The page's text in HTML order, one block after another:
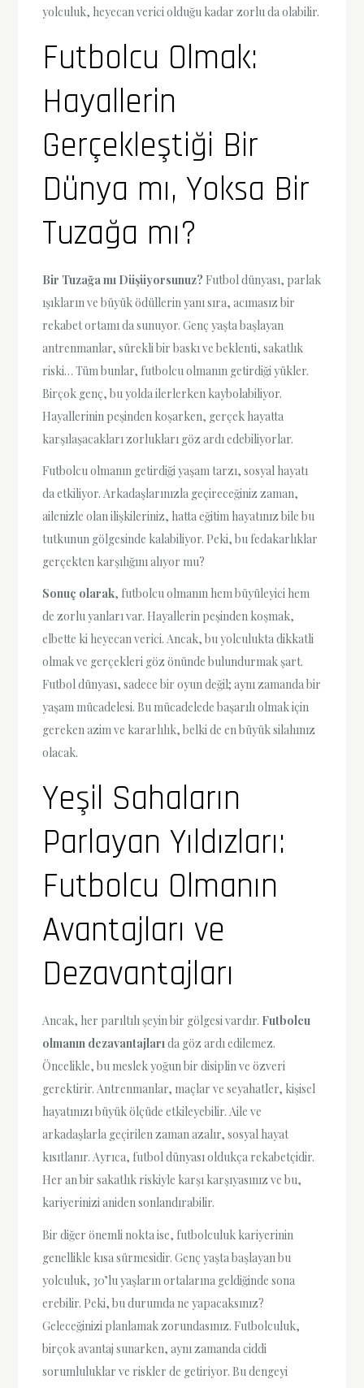
yolculuk, heyecan verici olduğu kadar zorlu da olabilir.
Futbolcu Olmak:
Hayallerin
Gerçekleştiği Bir
Dünya mı, Yoksa Bir
Tuzağa mı?
Bir Tuzağa mı Düşüyorsunuz? Futbol dünyası, parlak
ışıkların ve büyük ödüllerin yanı sıra, acımasız bir
rekabet ortamı da sunuyor. Genç yaşta başlayan
antrenmanlar, sürekli bir baskı ve beklenti, sakatlık
riski… Tüm bunlar, futbolcu olmanın getirdiği yükler.
Birçok genç, bu yolda ilerlerken kaybolabiliyor.
Hayallerinin peşinden koşarken, gerçek hayatta
karşılaşacakları zorlukları göz ardı edebiliyorlar.
Futbolcu olmanın getirdiği yaşam tarzı, sosyal hayatı
da etkiliyor. Arkadaşlarınızla geçireceğiniz zaman,
ailenizle olan ilişkileriniz, hatta eğitim hayatınız bile bu
tutkunun gölgesinde kalabiliyor. Peki, bu fedakarlıklar
gerçekten karşılığını alıyor mu?
Sonuç olarak, futbolcu olmanın hem büyüleyici hem
de zorlu yanları var. Hayallerin peşinden koşmak,
elbette ki heyecan verici. Ancak, bu yolculukta dikkatli
olmak ve gerçekleri göz önünde bulundurmak şart.
Futbol dünyası, sadece bir oyun değil; aynı zamanda bir
yaşam mücadelesi. Bu mücadelede başarılı olmak için
gereken azim ve kararlılık, belki de en büyük silahınız
olacak.
Yeşil Sahaların
Parlayan Yıldızları:
Futbolcu Olmanın
Avantajları ve
Dezavantajları
Ancak, her parıltılı şeyin bir gölgesi vardır. Futbolcu
olmanın dezavantajlarıda göz ardı edilemez.
Öncelikle, bu meslek yoğun bir disiplin ve özveri
gerektirir. Antrenmanlar, maçlar ve seyahatler, kişisel
hayatınızı büyük ölçüde etkileyebilir. Aile ve
arkadaşlarla geçirilen zaman azalır, sosyal hayat
kısıtlanır. Ayrıca, futbol dünyası oldukça rekabetçidir.
Her an bir sakatlık riskiyle karşı karşıyasınız ve bu,
kariyerinizi aniden sonlandırabilir.
Bir diğer önemli nokta ise, futbolculuk kariyerinin
genellikle kısa sürmesidir. Genç yaşta başlayan bu
yolculuk, 30’lu yaşların ortalarına geldiğinde sona
erebilir. Peki, bu durumda ne yapacaksınız?
Geleceğinizi planlamak zorundasınız. Futbolculuk,
birçok avantaj sunarken, aynı zamanda ciddi
sorumluluklar ve riskler de getiriyor. Bu dengeyi